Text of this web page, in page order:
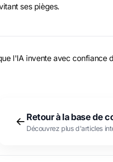
ses pièges.
l'IA invente avec
Retour à la base de
Découvrez plus d'articles